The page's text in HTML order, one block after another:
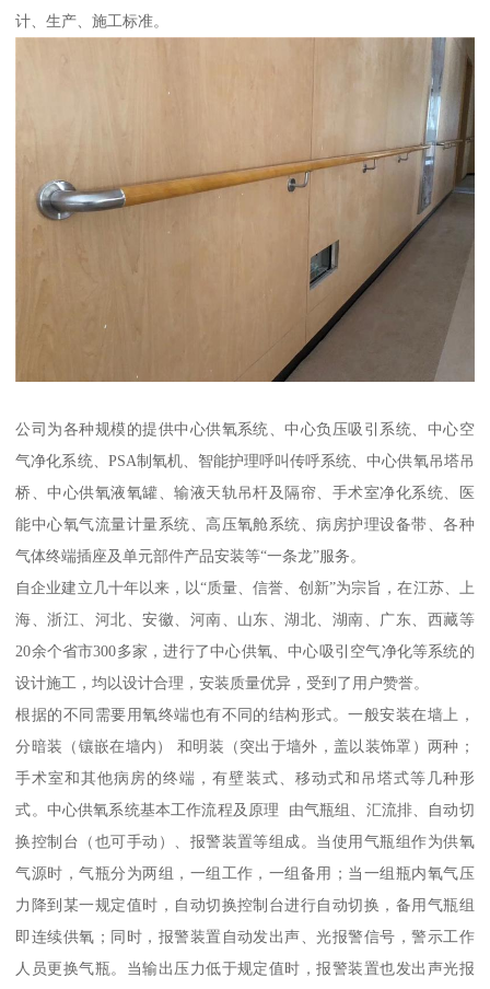
计、生产、施工标准。
公司为各种规模的提供中心供氧系统、中心负压吸引系统、中心空
气净化系统、PSA制氧机、智能护理呼叫传呼系统、中心供氧吊塔吊
桥、中心供氧液氧罐、输液天轨吊杆及隔帘、手术室净化系统、医
能中心氧气流量计量系统、高压氧舱系统、病房护理设备带、各种
气体终端插座及单元部件产品安装等“一条龙”服务。
自企业建立几十年以来，以“质量、信誉、创新”为宗旨，在江苏、上
海、浙江、河北、安徽、河南、山东、湖北、湖南、广东、西藏等
20余个省市300多家，进行了中心供氧、中心吸引空气净化等系统的
设计施工，均以设计合理，安装质量优异，受到了用户赞誉。
根据的不同需要用氧终端也有不同的结构形式。一般安装在墙上，
分暗装（镶嵌在墙内） 和明装（突出于墙外，盖以装饰罩）两种；
手术室和其他病房的终端，有壁装式、移动式和吊塔式等几种形
式。中心供氧系统基本工作流程及原理 由气瓶组、汇流排、自动切
换控制台（也可手动）、报警装置等组成。当使用气瓶组作为供氧
气源时，气瓶分为两组，一组工作，一组备用；当一组瓶内氧气压
力降到某一规定值时，自动切换控制台进行自动切换，备用气瓶组
即连续供氧；同时，报警装置自动发出声、光报警信号，警示工作
人员更换气瓶。当输出压力低于规定值时，报警装置也发出声光报